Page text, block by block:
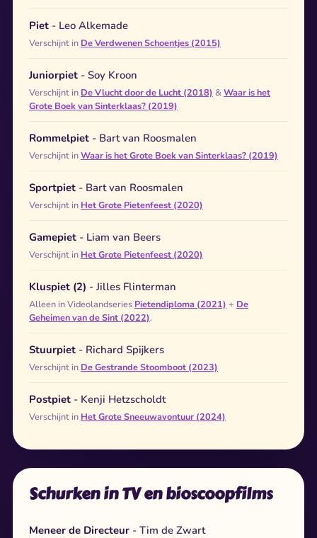
Piet - Leo Alkemade
Verschijnt in De Verdwenen Schoentjes (2015)
Juniorpiet - Soy Kroon
Verschijnt in De Vlucht door de Lucht (2018) &Waar is het
Grote Boek van Sinterklaas? (2019)
Rommelpiet - Bart van Roosmalen
Verschijnt inWaar is het Grote Boek van Sinterklaas? (2019)
Sportpiet - Bart van Roosmalen
Verschijnt in Het Grote Pietenfeest (2020)
Gamepiet - Liam van Beers
Verschijnt in Het Grote Pietenfeest (2020)
Kluspiet (2) - Jilles Flinterman
Alleen in Videolandseries Pietendiploma (2021) + De
Geheimen van de Sint (2022).
Stuurpiet - Richard Spijkers
Verschijnt in De Gestrande Stoomboot (2023)
Postpiet - Kenji Hetzscholdt
Verschijnt in Het Grote Sneeuwavontuur (2024)
Schurken in TV en bioscoopfilms
Meneer de Directeur - Tim de Zwart